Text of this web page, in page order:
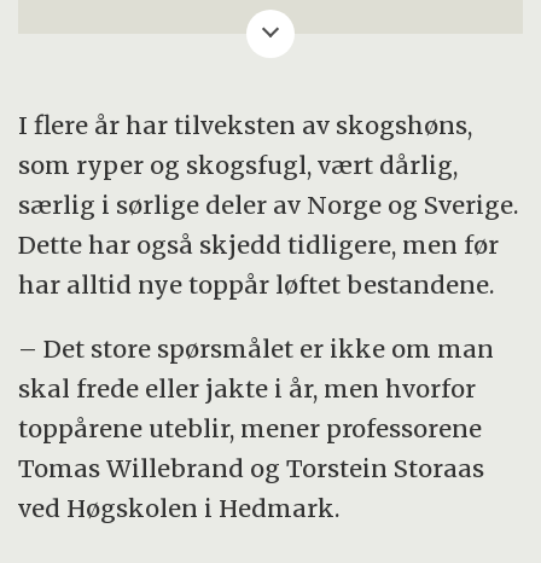
I flere år har tilveksten av skogshøns,
som ryper og skogsfugl, vært dårlig,
særlig i sørlige deler av Norge og Sverige.
Dette har også skjedd tidligere, men før
har alltid nye toppår løftet bestandene.
– Det store spørsmålet er ikke om man
skal frede eller jakte i år, men hvorfor
toppårene uteblir, mener professorene
Tomas Willebrand og Torstein Storaas
ved Høgskolen i Hedmark.